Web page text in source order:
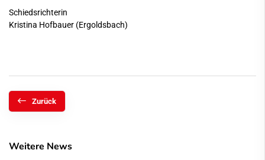
Schiedsrichterin
Kristina Hofbauer (Ergoldsbach)
Zurück
Weitere News